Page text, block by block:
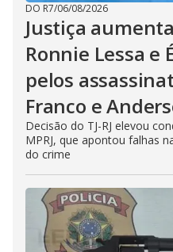
DO R7/06/08/2026
Justiça
Ronnie Lessa e
pelos
Franco e
Decisão do TJ-RJ elevou
MPRJ, que apontou falhas
do crime